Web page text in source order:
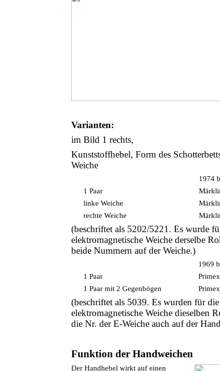
Varianten:
im Bild 1 rechts,
Kunststoffhebel, Form des
Weiche
1974
1 Paar
linke Weiche
rechte Weiche
(beschriftet als 5202/5221. Es wurde
elektromagnetische Weiche derselbe
beide Nummern auf der Weiche.)
1969
1 Paar
1 Paar mit 2 Gegenbögen
(beschriftet als 5039. Es wurden für
elektromagnetische Weiche dieselben
die Nr. der E-Weiche auch auf der
Funktion der Handweichen
Der Handhebel wirkt auf einen